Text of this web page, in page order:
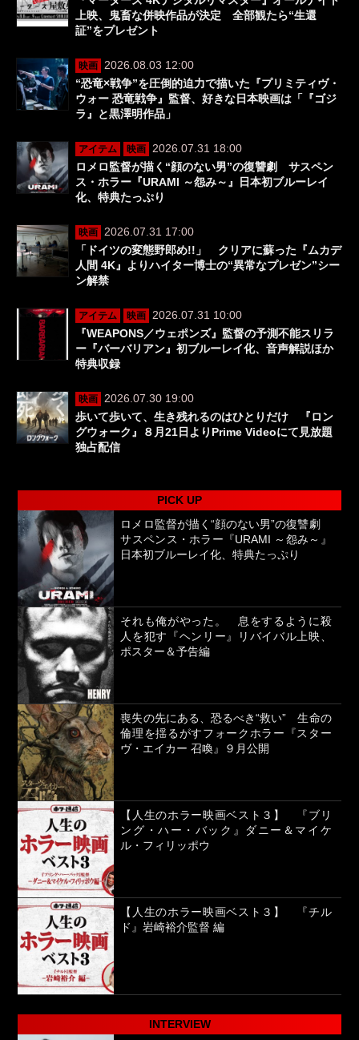
上映、鬼畜な併映作品が決定 全部観たら“生還
証”をプレゼント
映画
2026.08.03 12:00
“恐竜×戦争”を圧倒的迫力で描いた『プリミティヴ・
ウォー 恐竜戦争』監督、好きな日本映画は「『ゴジ
ラ』と黒澤明作品」
アイテム 映画
2026.07.31 18:00
ロメロ監督が描く“顔のない男”の復讐劇 サスペン
ス・ホラー『URAMI ～怨み～』日本初ブルーレイ
化、特典たっぷり
映画
2026.07.31 17:00
「ドイツの変態野郎め!!」 クリアに蘇った『ムカデ
人間 4K』よりハイター博士の“異常なプレゼン”シー
ン解禁
アイテム 映画
2026.07.31 10:00
『WEAPONS／ウェポンズ』監督の予測不能スリラ
ー『バーバリアン』初ブルーレイ化、音声解説ほか
特典収録
映画
2026.07.30 19:00
歩いて歩いて、生き残れるのはひとりだけ 『ロン
グウォーク』８月21日よりPrime Videoにて見放題
独占配信
PICK UP
ロメロ監督が描く“顔のない男”の復讐劇
サスペンス・ホラー『URAMI ～怨み～』
日本初ブルーレイ化、特典たっぷり
それも俺がやった。 息をするように殺
人を犯す『ヘンリー』リバイバル上映、
ポスター＆予告編
喪失の先にある、恐るべき“救い” 生命の
倫理を揺るがすフォークホラー『スター
ヴ・エイカー 召喚』９月公開
【人生のホラー映画ベスト３】 『ブリ
ング・ハー・バック』ダニー＆マイケ
ル・フィリッポウ
【人生のホラー映画ベスト３】 『チル
ド』岩崎裕介監督 編
INTERVIEW